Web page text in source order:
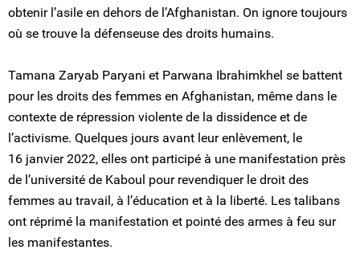
obtenir l’asile en dehors de l’Afghanistan. On ignore toujours
où se trouve la défenseuse des droits humains.
Tamana Zaryab Paryani et Parwana Ibrahimkhel se battent
pour les droits des femmes en Afghanistan, même dans le
contexte de répression violente de la dissidence et de
l’activisme. Quelques jours avant leur enlèvement, le
16 janvier 2022, elles ont participé à une manifestation près
de l’université de Kaboul pour revendiquer le droit des
femmes au travail, à l’éducation et à la liberté. Les talibans
ont réprimé la manifestation et pointé des armes à feu sur
les manifestantes.